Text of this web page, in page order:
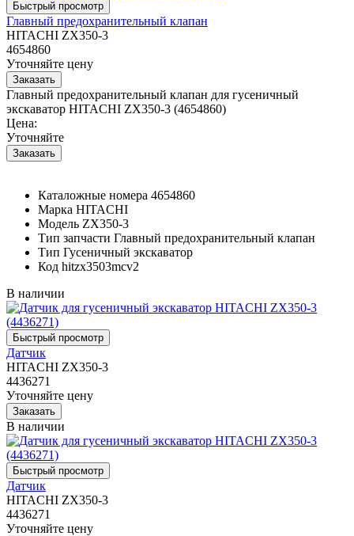
Главный предохранительный клапан
HITACHI ZX350-3
4654860
Уточняйте цену
Главный предохранительный клапан для гусеничный
экскаватор HITACHI ZX350-3 (4654860)
Цена:
Уточняйте
Каталожные номера 4654860
Марка HITACHI
Модель ZX350-3
Тип запчасти Главный предохранительный клапан
Тип Гусеничный экскаватор
Код hitzx3503mcv2
В наличии
Датчик
HITACHI ZX350-3
4436271
Уточняйте цену
В наличии
Датчик
HITACHI ZX350-3
4436271
Уточняйте цену